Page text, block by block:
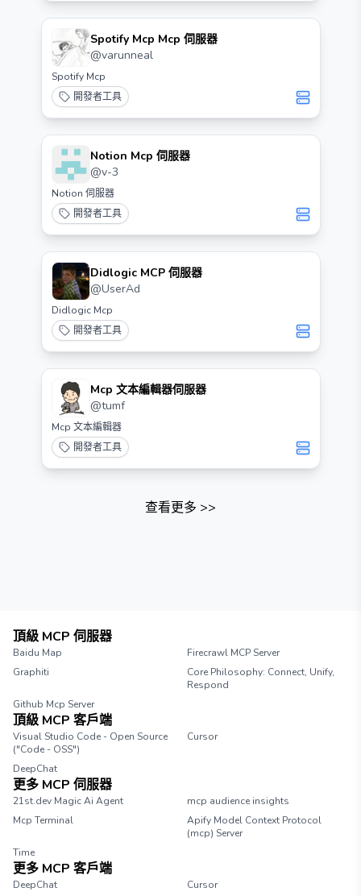
Spotify Mcp Mcp 伺服器
@varunneal
Spotify Mcp
開發者工具
Notion Mcp 伺服器
@v-3
Notion 伺服器
開發者工具
Didlogic MCP 伺服器
@UserAd
Didlogic Mcp
開發者工具
Mcp 文本編輯器伺服器
@tumf
Mcp 文本編輯器
開發者工具
查看更多 >>
頂級 MCP 伺服器
Baidu Map
Firecrawl MCP Server
Graphiti
Core Philosophy: Connect, Unify,
Respond
Github Mcp Server
頂級 MCP 客戶端
Visual Studio Code - Open Source
("Code - OSS")
Cursor
DeepChat
更多 MCP 伺服器
21st.dev Magic Ai Agent
mcp audience insights
Mcp Terminal
Apify Model Context Protocol
(mcp) Server
Time
更多 MCP 客戶端
DeepChat
Cursor